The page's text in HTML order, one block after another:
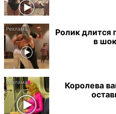
Ролик длится
в
Королева